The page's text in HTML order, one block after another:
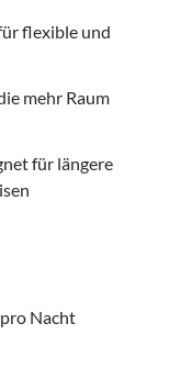
flexible und
mehr Raum
für längere
Nacht